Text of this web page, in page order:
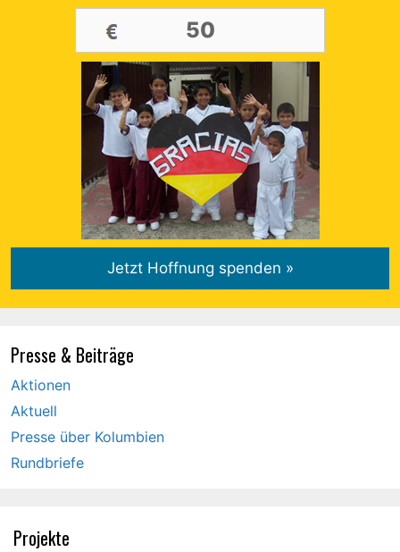
Presse & Beiträge
Aktionen
Aktuell
Presse über Kolumbien
Rundbriefe
Projekte